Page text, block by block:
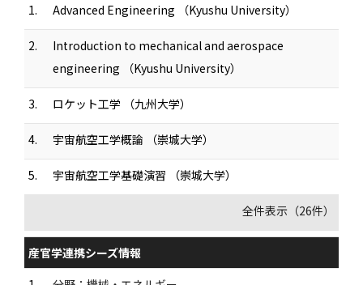
1.
Advanced Engineering （Kyushu University）
2.
Introduction to mechanical and aerospace
engineering （Kyushu University）
3. ロケット工学 （九州大学）
4. 宇宙航空工学概論 （崇城大学）
5. 宇宙航空工学基礎演習 （崇城大学）
全件表示（26件）
産官学連携シーズ情報